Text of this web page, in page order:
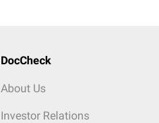
DocCheck
About Us
Investor Relations